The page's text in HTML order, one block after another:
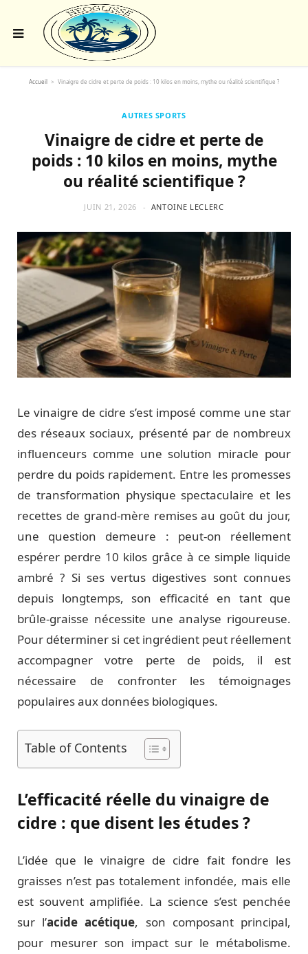
Accueil > Vinaigre de cidre et perte de poids : 10 kilos en moins, mythe ou réalité scientifique ?
AUTRES SPORTS
Vinaigre de cidre et perte de
poids : 10 kilos en moins, mythe
ou réalité scientifique ?
JUIN 21, 2026 ANTOINE LECLERC
Le vinaigre de cidre s’est imposé comme une star
des réseaux sociaux, présenté par de nombreux
influenceurs comme une solution miracle pour
perdre du poids rapidement. Entre les promesses
de transformation physique spectaculaire et les
recettes de grand-mère remises au goût du jour,
une question demeure : peut-on réellement
espérer perdre 10 kilos grâce à ce simple liquide
ambré ? Si ses vertus digestives sont connues
depuis longtemps, son efficacité en tant que
brûle-graisse nécessite une analyse rigoureuse.
Pour déterminer si cet ingrédient peut réellement
accompagner votre perte de poids, il est
nécessaire de confronter les témoignages
populaires aux données biologiques.
Table of Contents
L’efficacité réelle du vinaigre de
cidre : que disent les études ?
L’idée que le vinaigre de cidre fait fondre les
graisses n’est pas totalement infondée, mais elle
est souvent amplifiée. La science s’est penchée
sur l’acide acétique, son composant principal,
pour mesurer son impact sur le métabolisme.